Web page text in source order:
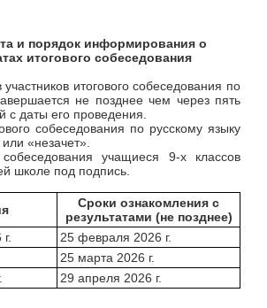
и порядок информирования о
итогового собеседования
участников итогового собеседования по
не позднее чем через пять
с даты его проведения.
собеседования по русскому языку
«незачет».
учащиеся 9-х классов
школе под подпись.
Сроки ознакомления с
результатами (не позднее)
25 февраля 2026 г.
25 марта 2026 г.
29 апреля 2026 г.